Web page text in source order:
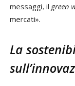
messaggi, il green
mercati».
La